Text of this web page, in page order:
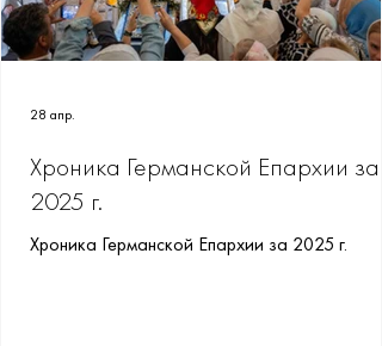
Хроника Германской Епархии за
2025 г.
Хроника Германской Епархии за 2025 г.
28 апр.